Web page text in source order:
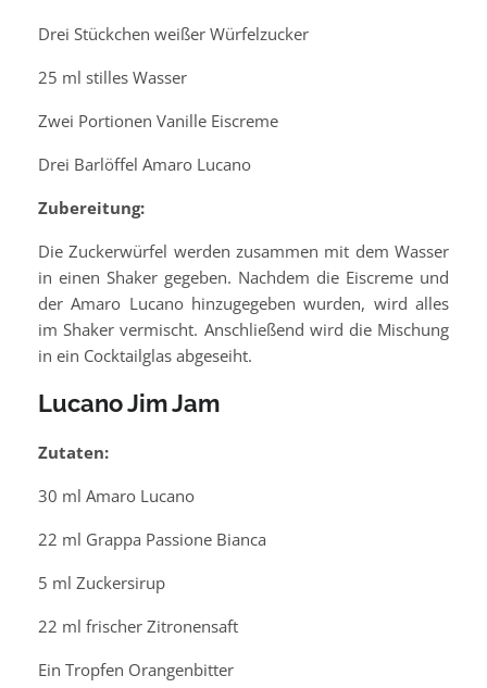
Drei Stückchen weißer Würfelzucker
25 ml stilles Wasser
Zwei Portionen Vanille Eiscreme
Drei Barlöffel Amaro Lucano
Zubereitung:
Die Zuckerwürfel werden zusammen mit dem Wasser
in einen Shaker gegeben. Nachdem die Eiscreme und
der Amaro Lucano hinzugegeben wurden, wird alles
im Shaker vermischt. Anschließend wird die Mischung
in ein Cocktailglas abgeseiht.
Lucano Jim Jam
Zutaten:
30 ml Amaro Lucano
22 ml Grappa Passione Bianca
5 ml Zuckersirup
22 ml frischer Zitronensaft
Ein Tropfen Orangenbitter